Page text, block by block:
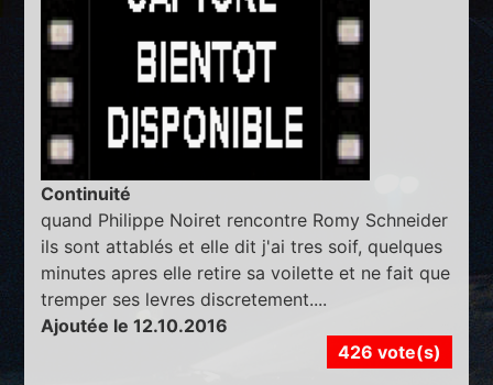
Continuité
quand Philippe Noiret rencontre Romy Schneider
ils sont attablés et elle dit j'ai tres soif, quelques
minutes apres elle retire sa voilette et ne fait que
tremper ses levres discretement....
Ajoutée le 12.10.2016
426 vote(s)